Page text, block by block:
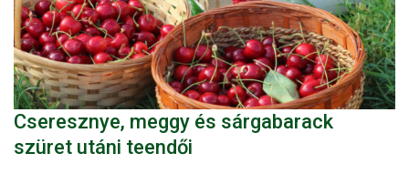
Cseresznye, meggy és sárgabarack
szüret utáni teendői